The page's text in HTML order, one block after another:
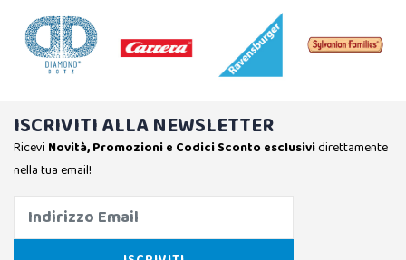
ISCRIVITI ALLA NEWSLETTER
Ricevi Novità, Promozioni e Codici Sconto esclusividirettamente
nella tua email!